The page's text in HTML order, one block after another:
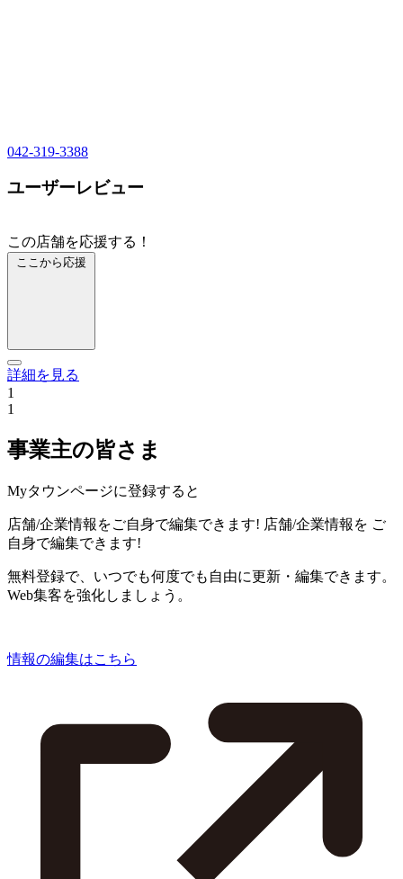
042-319-3388
ユーザーレビュー
この店舗を応援する！
ここから応援
詳細を見る
1
1
事業主の皆さま
Myタウンページに登録すると
店舗/企業情報をご自身で編集できます! 店舗/企業情報を ご
自身で編集できます!
無料登録で、いつでも何度でも自由に更新・編集できます。
Web集客を強化しましょう。
情報の編集はこちら